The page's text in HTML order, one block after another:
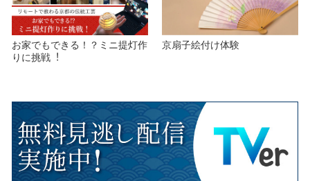
お家でもできる！？ミニ提灯作
りに挑戦︕
京扇子絵付け体験